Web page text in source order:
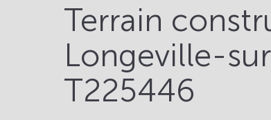
Terrain
Longeville-
T225446